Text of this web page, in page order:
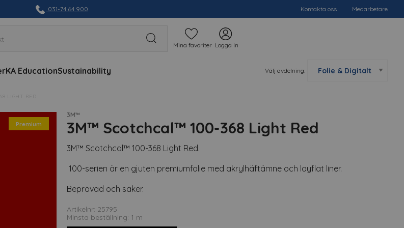
Kontakta oss Medarbetare
031-74 64 900
Mina favoriter Logga In
KA EducationSustainability Välj avdelning:
LIGHT RED
Premium
3M™
3M™ Scotchcal™ 100-368 Light Red
3M™ Scotchcal™ 100-368 Light Red.
100-serien är en gjuten premiumfolie med akrylhäftämne och layflat liner.
Beprövad och säker.
Artikelnr: 25795
Minsta beställning: 1 m